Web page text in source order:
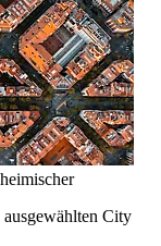
ausgewählten City